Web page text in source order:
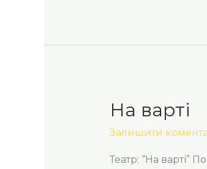
На варті
Залишити
Театр: “На варті”
На